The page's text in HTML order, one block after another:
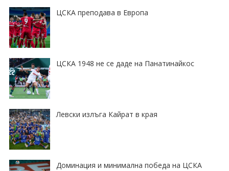
ЦСКА преподава в Европа
ЦСКА 1948 не се даде на Панатинайкос
Левски излъга Кайрат в края
Доминация и минимална победа на ЦСКА